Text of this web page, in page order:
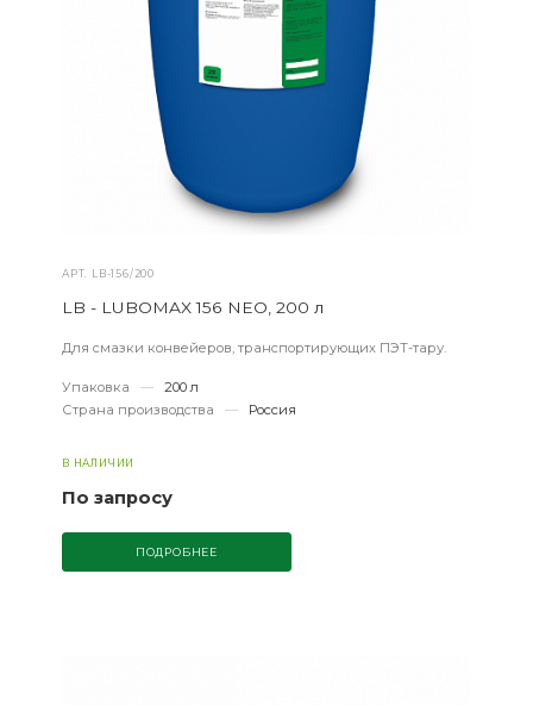
АРТ. LB-156/200
LB - LUBOMAX 156 NEO, 200 л
Для смазки конвейеров, транспортирующих ПЭТ-тару.
Упаковка —
200 л
Страна производства
— Россия
В НАЛИЧИИ
По запросу
ПОДРОБНЕЕ